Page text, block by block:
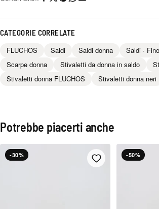
CATEGORIE CORRELATE
FLUCHOS Saldi Saldi donna
Saldi ·
Scarpe donna
Stivaletti da donna in saldo
Stivaletti donna FLUCHOS
Stivaletti donna neri
Potrebbe piacerti anche
-30% -50%